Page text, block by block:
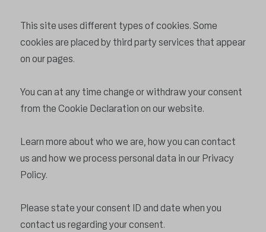
This site uses different types of cookies. Some
cookies are placed by third party services that appear
on our pages.
You can at any time change or withdraw your consent
from the Cookie Declaration on our website.
Learn more about who we are, how you can contact
us and how we process personal data in our Privacy
Policy.
Please state your consent ID and date when you
contact us regarding your consent.